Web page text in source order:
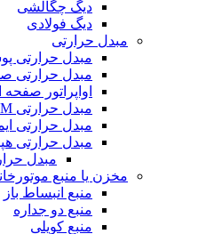
دیگ چگالشی
دیگ فولادی
مبدل حرارتی
مبدل حرارتی
مبدل حرارتی
اواپراتور صفحه
مبدل حرارتی HTM
مبدل حرارتی
مبدل حرارتی
مبدل
مخزن یا منبع
منبع انبساط باز
منبع دو جداره
منبع کویلی